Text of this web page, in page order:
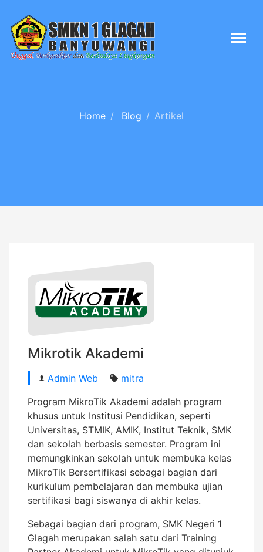
Home Blog Artikel
Mikrotik Akademi
Admin Web
mitra
Program MikroTik Akademi adalah program
khusus untuk Institusi Pendidikan, seperti
Universitas, STMIK, AMIK, Institut Teknik, SMK
dan sekolah berbasis semester. Program ini
memungkinkan sekolah untuk membuka kelas
MikroTik Bersertifikasi sebagai bagian dari
kurikulum pembelajaran dan membuka ujian
sertifikasi bagi siswanya di akhir kelas.
Sebagai bagian dari program, SMK Negeri 1
Glagah merupakan salah satu dari Training